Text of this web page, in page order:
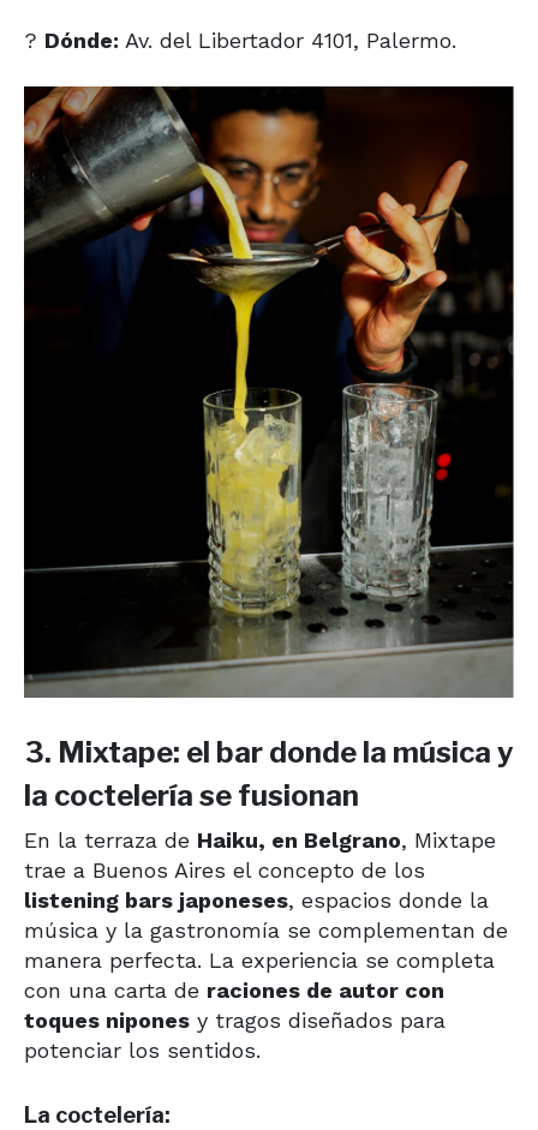
? Dónde: Av. del Libertador 4101, Palermo.
3. Mixtape: el bar donde la música y
la coctelería se fusionan
En la terraza de Haiku, en Belgrano, Mixtape
trae a Buenos Aires el concepto de los
listening bars japoneses, espacios donde la
música y la gastronomía se complementan de
manera perfecta. La experiencia se completa
con una carta de raciones de autor con
toques nipones y tragos diseñados para
potenciar los sentidos.
La coctelería: